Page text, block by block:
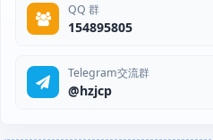
QQ 群
154895805
Telegram交流群
@hzjcp